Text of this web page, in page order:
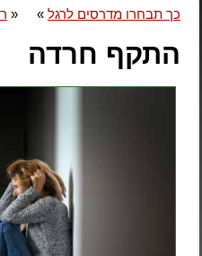
« כך תבחרו מדרסים לרגל »
התקף חרדה